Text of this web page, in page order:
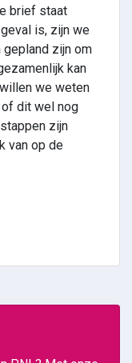
brief staat
is, zijn we
zijn om
kan
we weten
dit wel nog
zijn
van op de